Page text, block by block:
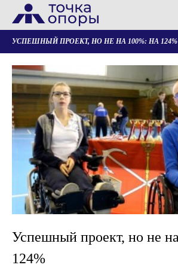
УСПЕШНЫЙ ПРОЕКТ, НО НЕ НА 100%: НА 124%
Успешный проект, но не
124%